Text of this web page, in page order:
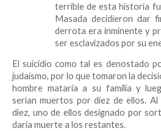
terrible de esta historia
Masada decidieron dar
derrota era inminente y
ser esclavizados por su
El suicidio como tal es denostado
judaísmo, por lo que tomaron la
hombre mataría a su familia y
serían muertos por diez de ellos. Al
diez, uno de ellos designado por
daría muerte a los restantes.